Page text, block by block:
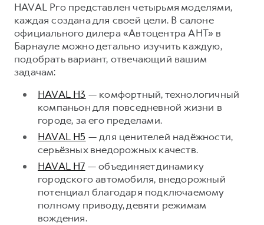
HAVAL Pro представлен четырьмя моделями,
каждая создана для своей цели. В салоне
официального дилера «Автоцентра АНТ» в
Барнауле можно детально изучить каждую,
подобрать вариант, отвечающий вашим
задачам:
HAVAL H3 — комфортный, технологичный
компаньон для повседневной жизни в
городе, за его пределами.
HAVAL H5 — для ценителей надёжности,
серьёзных внедорожных качеств.
HAVAL H7 — объединяет динамику
городского автомобиля, внедорожный
потенциал благодаря подключаемому
полному приводу, девяти режимам
вождения.